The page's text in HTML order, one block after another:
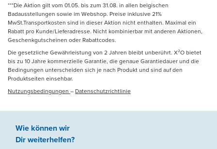
***Die Aktion gilt vom 01.05. bis zum 31.08. in allen belgischen
Badausstellungen sowie im Webshop. Preise inklusive 21%
MwSt.Transportkosten sind in dieser Aktion nicht enthalten. Maximal ein
Rabatt pro Kunde/Lieferadresse. Nicht kombinierbar mit anderen Aktionen,
Geschenkgutscheinen oder Rabattcodes.
Die gesetzliche Gewährleistung von 2 Jahren bleibt unberührt. X²O bietet
bis zu 10 Jahre kommerzielle Garantie, die genaue Garantiedauer und die
Bedingungen unterscheiden sich je nach Produkt und sind auf den
Produktseiten einsehbar.
Nutzungsbedingungen – Datenschutzrichtlinie
Wie können wir
Dir weiterhelfen?